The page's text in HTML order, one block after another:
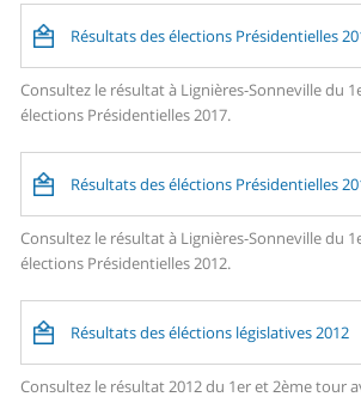
Résultats des élections Présidentielles
Consultez le résultat à Lignières-Sonneville du
élections Présidentielles 2017.
Résultats des éléctions Présidentielles
Consultez le résultat à Lignières-Sonneville du
élections Présidentielles 2012.
Résultats des éléctions législatives 2012
Consultez le résultat 2012 du 1er et 2ème tour